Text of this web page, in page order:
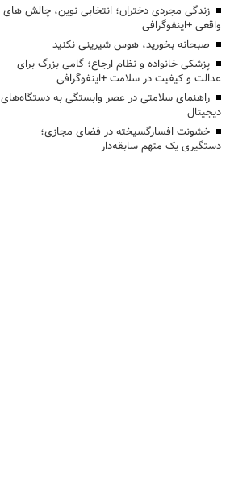
زندگی مجردی دختران؛ انتخابی نوین، چالش های
واقعی +اینفوگرافی
صبحانه بخورید، هوس شیرینی نکنید
پزشکی خانواده و نظام ارجاع؛ گامی بزرگ برای
عدالت و کیفیت در سلامت +اینفوگرافی
راهنمای سلامتی در عصر وابستگی به دستگاه‌های
دیجیتال
خشونت افسارگسیخته در فضای مجازی؛
دستگیری یک متهم سابقه‌دار